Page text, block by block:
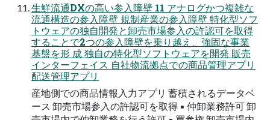
⽣鮮流通DXの⾼い参⼊障壁 11 アナログかつ複雑な
流通構造の参⼊障壁 規制産業の参⼊障壁 特化型ソフ
トウェアの独⾃開発と卸売市場参⼊の許認可を取得
することで2つの参⼊障壁を乗り越え、強固な事業
基盤を形 成 独⾃の特化型ソフトウェアを開発 販売
インターフェイス ⾃社物流拠点での商品管理アプリ
配送管理アプリ
産地側での商品情報⼊⼒アプリ 蓄積されるデータベ
ース 卸売市場参⼊の許認可を取得 ▪ 仲卸業務許可 卸